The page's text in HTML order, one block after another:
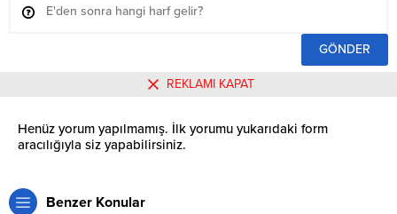
Henüz yorum yapılmamış. İlk yorumu yukarıdaki form
aracılığıyla siz yapabilirsiniz.
Benzer Konular
REKLAMI KAPAT